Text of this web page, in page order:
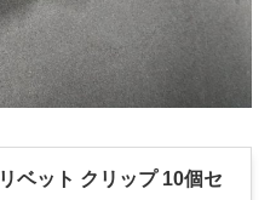
リベット クリップ 10個セ